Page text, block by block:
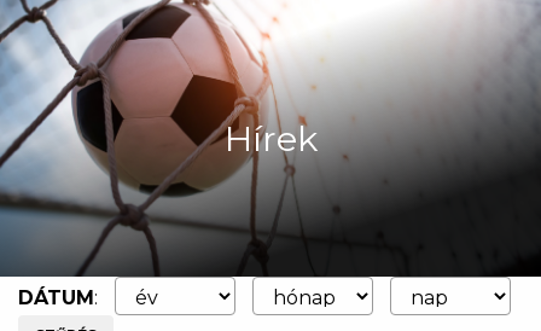
Hírek
DÁTUM: